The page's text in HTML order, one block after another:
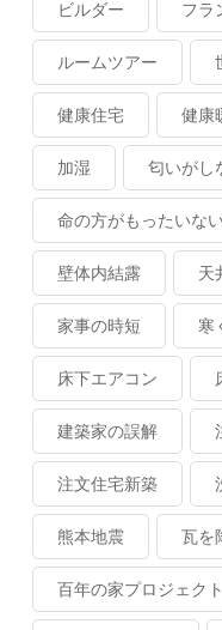
ビルダー フラ
ルームツアー
健康住宅 健康
加湿 匂いがし
命の方がもったいない
壁体内結露 天
家事の時短 寒
床下エアコン
建築家の誤解
注文住宅新築
熊本地震 瓦を
百年の家プロジェクト